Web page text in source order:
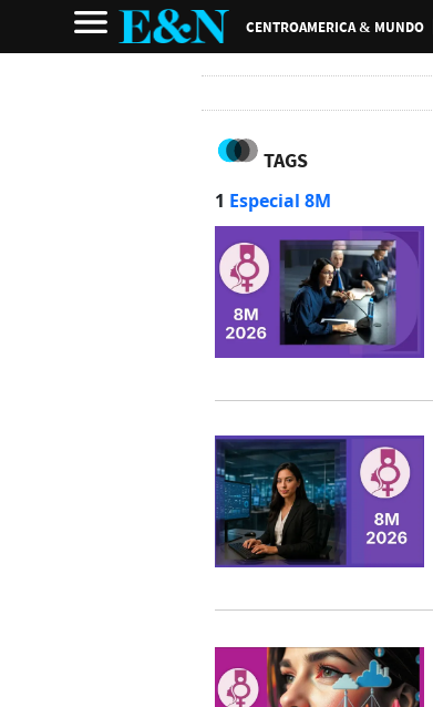
CENTROAMERICA & MUNDO
TAGS
1 Especial 8M